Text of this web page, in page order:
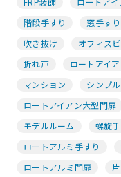
階段手すり
窓手すり
吹き抜け
オフィス
折れ戸
ロートアイ
マンション
シンプル
ロートアイアン大型門扉
モデルルーム
螺旋
ロートアルミ手すり
ロートアルミ門扉